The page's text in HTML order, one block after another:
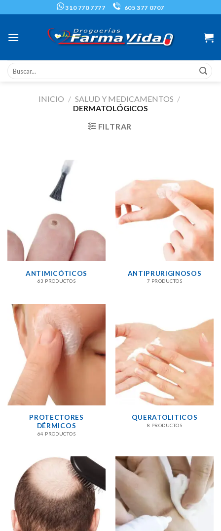
310 770 7777 605 377 0707
Buscar
INICIO / SALUD Y MEDICAMENTOS /
DERMATOLÓGICOS
FILTRAR
ANTIMICÓTICOS
63 PRODUCTOS
ANTIPRURIGINOSOS
7 PRODUCTOS
PROTECTORES
DÉRMICOS
64 PRODUCTOS
QUERATOLITICOS
8 PRODUCTOS